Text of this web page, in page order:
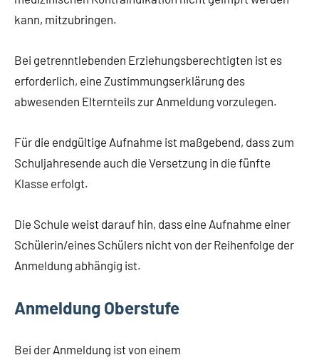
kann, mitzubringen.
Bei getrenntlebenden Erziehungsberechtigten ist es
erforderlich, eine Zustimmungserklärung des
abwesenden Elternteils zur Anmeldung vorzulegen.
Für die endgültige Aufnahme ist maßgebend, dass zum
Schuljahresende auch die Versetzung in die fünfte
Klasse erfolgt.
Die Schule weist darauf hin, dass eine Aufnahme einer
Schülerin/eines Schülers nicht von der Reihenfolge der
Anmeldung abhängig ist.
Anmeldung Oberstufe
Bei der Anmeldung ist von einem